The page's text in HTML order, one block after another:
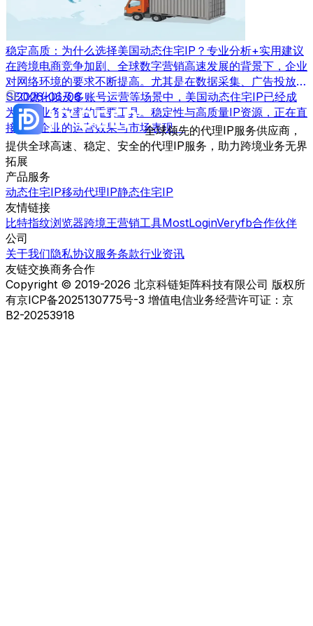
稳定高质：为什么选择美国动态住宅IP？专业分析+实用建议
在跨境电商竞争加剧、全球数字营销高速发展的背景下，企业
对网络环境的要求不断提高。尤其是在数据采集、广告投放、
SEO优化以及多账号运营等场景中，美国动态住宅IP已经成
为提升业务效率的重要工具。稳定性与高质量IP资源，正在直
接影响企业的运营效果与市场表现。
2026-06-06
全球领先的代理IP服务供应商，
提供全球高速、稳定、安全的代理IP服务，助力跨境业务无界
拓展
产品服务
动态住宅IP移动代理IP静态住宅IP
友情链接
比特指纹浏览器跨境王营销工具MostLoginVeryfb合作伙伴
公司
关于我们隐私协议服务条款行业资讯
友链交换商务合作
Copyright © 2019-2026 北京科链矩阵科技有限公司 版权所
有京ICP备2025130775号-3 增值电信业务经营许可证：京
B2-20253918